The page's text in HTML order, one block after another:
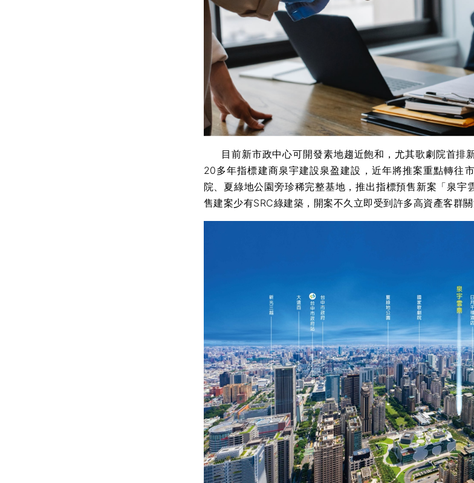
目前新市政中心可開發素地趨近飽和，尤其歌劇院首排
20多年指標建商泉宇建設泉盈建設，近年將推案重點轉往
院、夏綠地公園旁珍稀完整基地，推出指標預售新案「泉宇
售建案少有SRC綠建築，開案不久立即受到許多高資產客群關